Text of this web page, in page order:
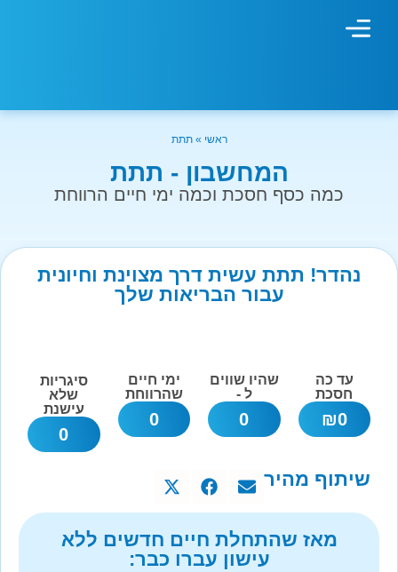
ראשי »תתת
המחשבון - תתת
כמה כסף חסכת וכמה ימי חיים הרווחת
נהדר! תתת עשית דרך מצוינת וחיונית
עבור הבריאות שלך
עד כה
חסכת
0
₪
שהיו שווים
ל -
0
ימי חיים
שהרווחת
0
סיגריות
שלא
עישנת
0
שיתוף מהיר
מאז שהתחלת חיים חדשים ללא
עישון עברו כבר: